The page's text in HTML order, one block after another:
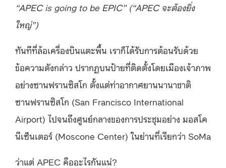
“APEC is going to be EPIC” (“APEC จะต้องยิ่ง
ใหญ่”)
ทันทีที่ล้อเครื่องบินแตะพื้น เราก็ได้รับการต้อนรับด้วย
ข้อความดังกล่าว ปรากฏบนป้ายที่ติดตั้งโดยเมืองเจ้าภาพ
อย่างซานฟรานซิสโก ตั้งแต่ท่าอากาศยานนานาชาติ
ซานฟรานซิสโก (San Francisco International
Airport) ไปจนถึงศูนย์กลางของการประชุมอย่าง มอสโค
นีเซ็นเตอร์ (Moscone Center) ในย่านที่เรียกว่า SoMa
ว่าแต่ APEC คืออะไรกันแน่?